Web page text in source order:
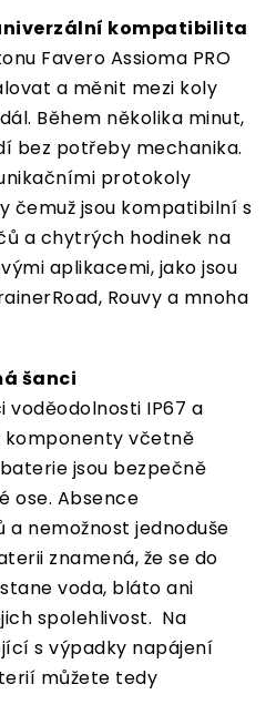
kompatibilita
Favero Assioma PRO
a měnit mezi koly
Během několika minut,
bez potřeby mechanika.
protokoly
čemuž jsou kompatibilní s
a chytrých hodinek na
aplikacemi, jako jsou
Rouvy a mnoha
šanci
IP67 a
včetně
jsou bezpečně
ose. Absence
nemožnost jednoduše
znamená, že se do
voda, bláto ani
spolehlivost. Na
s výpadky napájení
můžete tedy